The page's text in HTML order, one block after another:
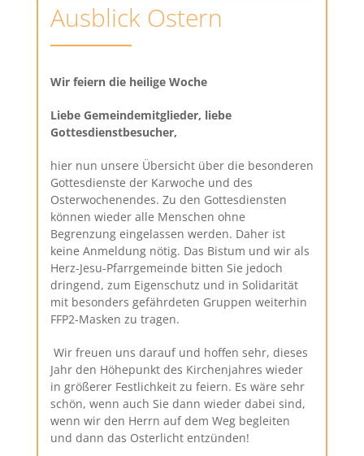
Ausblick Ostern
Wir feiern die heilige Woche
Liebe Gemeindemitglieder, liebe
Gottesdienstbesucher,
hier nun unsere Übersicht über die besonderen
Gottesdienste der Karwoche und des
Osterwochenendes. Zu den Gottesdiensten
können wieder alle Menschen ohne
Begrenzung eingelassen werden. Daher ist
keine Anmeldung nötig. Das Bistum und wir als
Herz-Jesu-Pfarrgemeinde bitten Sie jedoch
dringend, zum Eigenschutz und in Solidarität
mit besonders gefährdeten Gruppen weiterhin
FFP2-Masken zu tragen.
Wir freuen uns darauf und hoffen sehr, dieses
Jahr den Höhepunkt des Kirchenjahres wieder
in größerer Festlichkeit zu feiern. Es wäre sehr
schön, wenn auch Sie dann wieder dabei sind,
wenn wir den Herrn auf dem Weg begleiten
und dann das Osterlicht entzünden!